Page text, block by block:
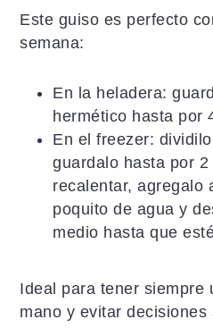
Este guiso es perfecto
semana:
En la heladera:
hermético hasta por
En el freezer:
guardalo hasta por
recalentar, agregalo
poquito de agua y
medio hasta que
Ideal para tener siempre
mano y evitar